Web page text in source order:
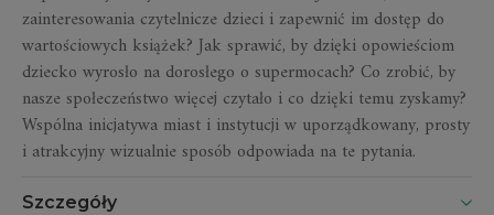
zainteresowania czytelnicze dzieci i zapewnić im dostęp do
wartościowych książek? Jak sprawić, by dzięki opowieściom
dziecko wyrosło na dorosłego o supermocach? Co zrobić, by
nasze społeczeństwo więcej czytało i co dzięki temu zyskamy?
Wspólna inicjatywa miast i instytucji w uporządkowany, prosty
i atrakcyjny wizualnie sposób odpowiada na te pytania.
Szczegóły